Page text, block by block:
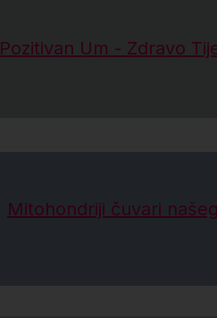
Pozitivan Um - Zdravo
Mitohondriji čuvari